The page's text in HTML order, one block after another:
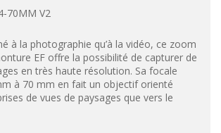
70MM V2
à la photographie qu’à la vidéo, ce zoom
EF offre la possibilité de capturer de
en très haute résolution. Sa focale
à 70 mm en fait un objectif orienté
de vues de paysages que vers le